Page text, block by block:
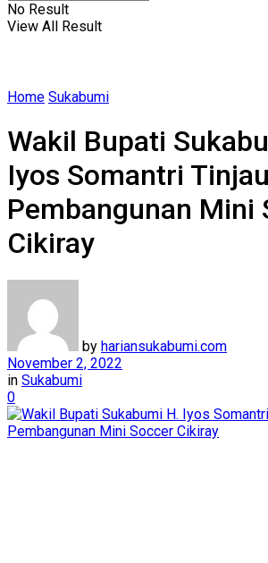
No Result
View All Result
Home Sukabumi
Wakil Bupati
Iyos Somantri Tinjau
Pembangunan Mini
Cikiray
by hariansukabumi.com
November 2, 2022
in Sukabumi
0